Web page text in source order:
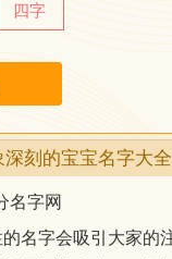
四字
刻的宝宝名字大全
名字网
名字会吸引大家的